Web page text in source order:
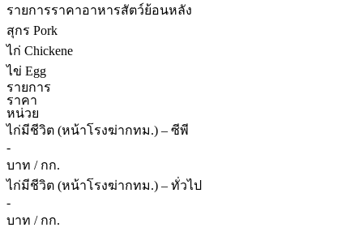
รายการราคาอาหารสัตว์ย้อนหลัง
สุกร Pork
ไก่ Chickene
ไข่ Egg
รายการ
ราคา
หน่วย
ไก่มีชีวิต (หน้าโรงฆ่ากทม.) – ซีพี
-
บาท / กก.
ไก่มีชีวิต (หน้าโรงฆ่ากทม.) – ทั่วไป
-
บาท / กก.